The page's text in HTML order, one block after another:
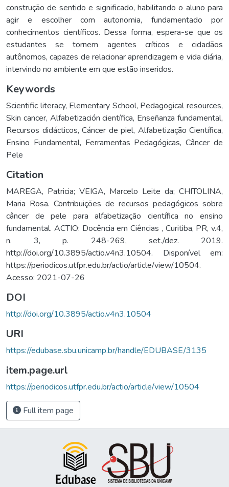
construção de sentido e significado, habilitando o aluno para
agir e escolher com autonomia, fundamentado por
conhecimentos científicos. Dessa forma, espera-se que os
estudantes se tornem agentes críticos e cidadãos
autônomos, capazes de relacionar aprendizagem e vida diária,
intervindo no ambiente em que estão inseridos.
Keywords
Scientific literacy, Elementary School, Pedagogical resources,
Skin cancer, Alfabetización científica, Enseñanza fundamental,
Recursos didácticos, Cáncer de piel, Alfabetização Científica,
Ensino Fundamental, Ferramentas Pedagógicas,Câncer de
Pele
Citation
MAREGA, Patricia; VEIGA, Marcelo Leite da; CHITOLINA,
Maria Rosa. Contribuições de recursos pedagógicos sobre
câncer de pele para alfabetização científica no ensino
fundamental. ACTIO: Docência em Ciências , Curitiba, PR, v.4,
n. 3, p. 248-269, set./dez. 2019.
http://doi.org/10.3895/actio.v4n3.10504. Disponível em:
https://periodicos.utfpr.edu.br/actio/article/view/10504.
Acesso: 2021-07-26
DOI
http://doi.org/10.3895/actio.v4n3.10504
URI
https://edubase.sbu.unicamp.br/handle/EDUBASE/3135
item.page.url
https://periodicos.utfpr.edu.br/actio/article/view/10504
Full item page